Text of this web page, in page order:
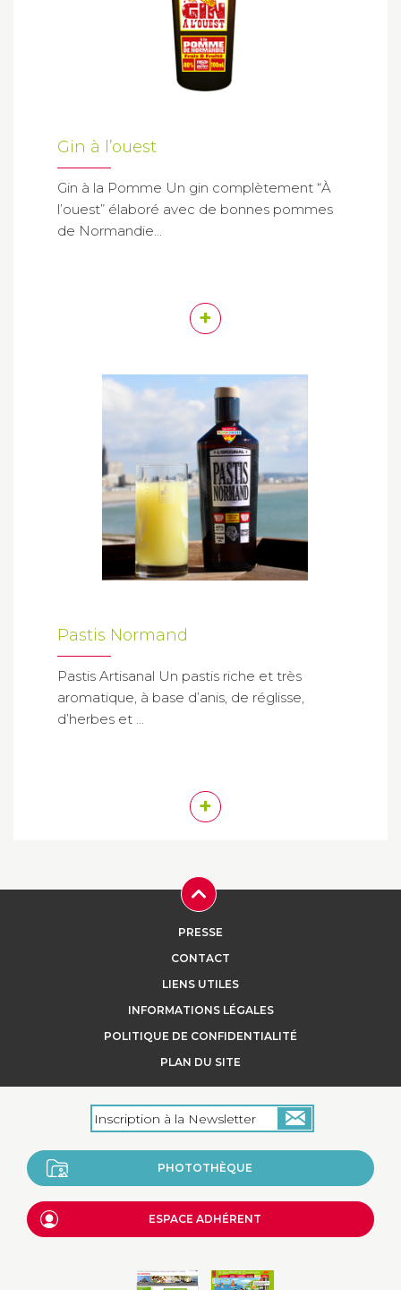
Gin à l’ouest
Gin à la Pomme Un gin complètement “À
l’ouest” élaboré avec de bonnes pommes
de Normandie...
+
Pastis Normand
Pastis Artisanal Un pastis riche et très
aromatique, à base d’anis, de réglisse,
d’herbes et ...
+
PRESSE
CONTACT
LIENS UTILES
INFORMATIONS LÉGALES
POLITIQUE DE CONFIDENTIALITÉ
PLAN DU SITE
PHOTOTHÈQUE
ESPACE ADHÉRENT